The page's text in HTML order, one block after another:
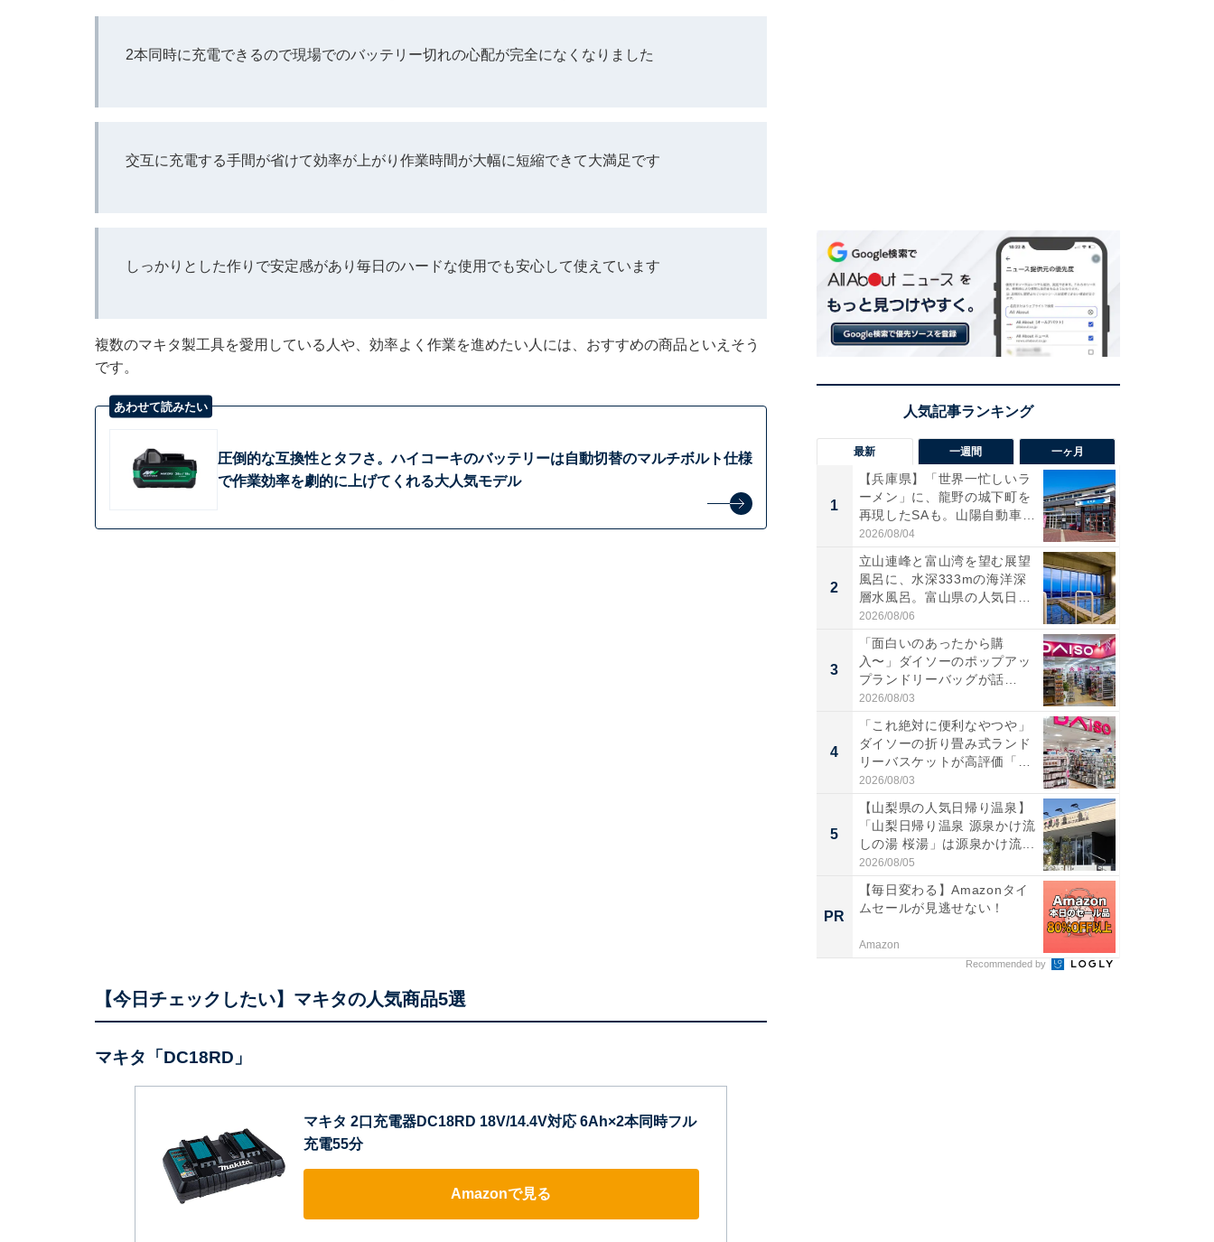
2本同時に充電できるので現場でのバッテリー切れの心配が完全になくなりました
交互に充電する手間が省けて効率が上がり作業時間が大幅に短縮できて大満足です
しっかりとした作りで安定感があり毎日のハードな使用でも安心して使えています
複数のマキタ製工具を愛用している人や、効率よく作業を進めたい人には、おすすめの商品といえそう
です。
あわせて読みたい
圧倒的な互換性とタフさ。ハイコーキのバッテリーは自動切替のマルチボルト仕様
で作業効率を劇的に上げてくれる大人気モデル
【今日チェックしたい】マキタの人気商品5選
マキタ「DC18RD」
マキタ 2口充電器DC18RD 18V/14.4V対応 6Ah×2本同時フル
充電55分
Amazonで見る
最新 一週間 一ヶ月
1
【兵庫県】「世界一忙しいラ
ーメン」に、龍野の城下町を
再現したSAも。山陽自動車
道...
2026/08/04
2
立山連峰と富山湾を望む展望
風呂に、水深333mの海洋深
層水風呂。富山県の人気日
帰...
2026/08/06
3
「面白いのあったから購
入〜」ダイソーのポップアッ
プランドリーバッグが話
題。“さま...
2026/08/03
4
「これ絶対に便利なやつや」
ダイソーの折り畳み式ランド
リーバスケットが高評価「使
わ...
2026/08/03
5
【山梨県の人気日帰り温泉】
「山梨日帰り温泉 源泉かけ流
しの湯 桜湯」は源泉かけ流...
2026/08/05
PR
【毎日変わる】Amazonタイ
ムセールが見逃せない！
Amazon
Recommended by